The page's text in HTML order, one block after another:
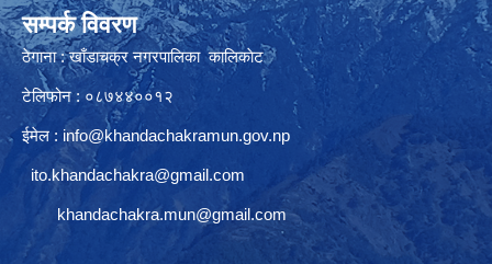
सम्पर्क विवरण
ठेगाना : खाँडाचक्र नगरपालिका कालिकाेट
टेलिफोन : ०८७४४००१२
ईमेल : info@khandachakramun.gov.np
ito.khandachakra@gmail.com
khandachakra.mun@gmail.com